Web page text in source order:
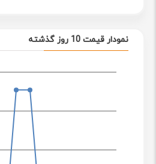
نمودار قیمت 10 روز گذشته